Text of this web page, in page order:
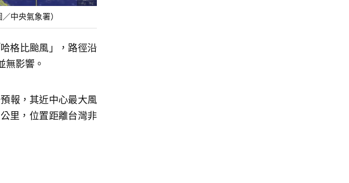
中央氣象署）
格比颱風」，路徑沿
無影響。
報，其近中心最大風
里，位置距離台灣非